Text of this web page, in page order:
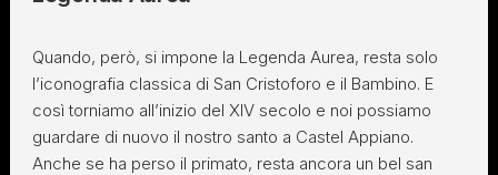
Quando, però, si impone la Legenda Aurea, resta solo
l’iconografia classica di San Cristoforo e il Bambino. E
così torniamo all’inizio del XIV secolo e noi possiamo
guardare di nuovo il nostro santo a Castel Appiano.
Anche se ha perso il primato, resta ancora un bel san